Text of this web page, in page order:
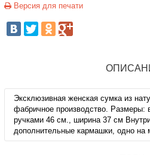
Версия для печати
Эксклюзивная женская сумка из
фабричное производство. Размеры:
ручками 46 см., ширина 37 см
дополнительные кармашки, одно на